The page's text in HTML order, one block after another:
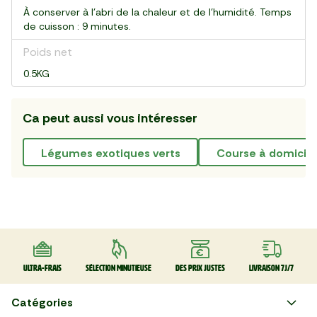
À conserver à l'abri de la chaleur et de l'humidité. Temps
de cuisson : 9 minutes.
Poids net
0.5KG
Ca peut aussi vous intéresser
légumes exotiques verts course à domicile
Ultra-frais Sélection minutieuse Des prix justes Livraison 7J/7
Catégories